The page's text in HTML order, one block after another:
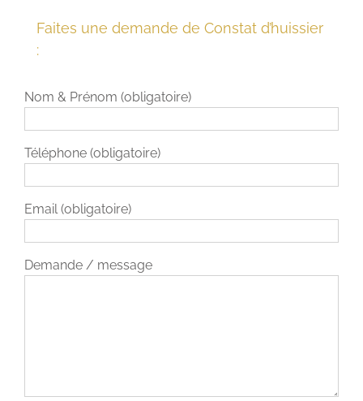
Faites une demande de Constat d’huissier
:
Nom & Prénom (obligatoire)
Téléphone (obligatoire)
Email (obligatoire)
Demande / message